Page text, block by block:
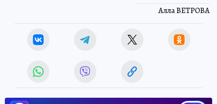
Алла ВЕТРОВА